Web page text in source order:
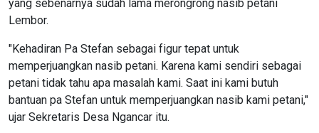
yang sebenarnya sudah lama merongrong nasib petani
Lembor.
"Kehadiran Pa Stefan sebagai figur tepat untuk
memperjuangkan nasib petani. Karena kami sendiri sebagai
petani tidak tahu apa masalah kami. Saat ini kami butuh
bantuan pa Stefan untuk memperjuangkan nasib kami petani,"
ujar Sekretaris Desa Ngancar itu.